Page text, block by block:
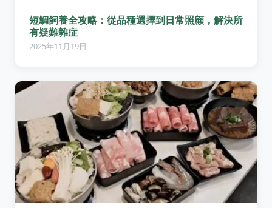
短鯛飼養全攻略：從品種選擇到日常照顧，解決所
有疑難雜症
2025年11月19日